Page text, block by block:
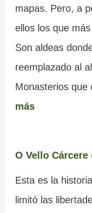
mapas. Pero, a
ellos los que
Son aldeas
reemplazado al
Monasterios que
más
O Vello Cárcere
Esta es la
limitó las